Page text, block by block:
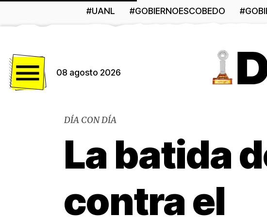
#UANL #GOBIERNOESCOBEDO
08 agosto 2026
DÍA CON DÍA
La batida
contra el